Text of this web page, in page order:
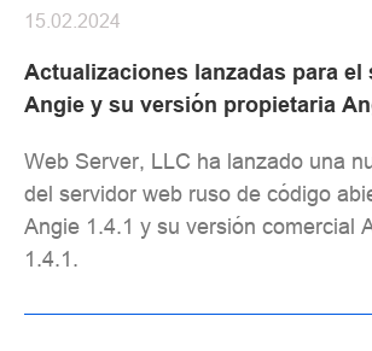
Actualizaciones lanzadas para el
Angie y su versión propietaria
15.02.2024
Web Server, LLC ha lanzado una
del servidor web ruso de código
Angie 1.4.1 y su versión comercial
1.4.1.